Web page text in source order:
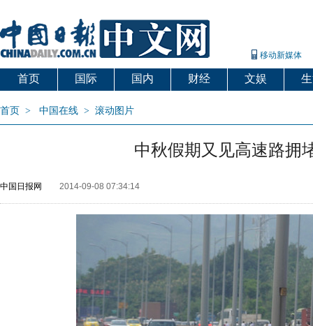
移动新媒体
首页 国际 国内 财经 文娱
首页 > 中国在线 > 滚动图片
中秋假期又见高速路拥
中国日报网 2014-09-08 07:34:14